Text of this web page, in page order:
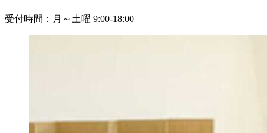
受付時間：月～土曜 9:00-18:00